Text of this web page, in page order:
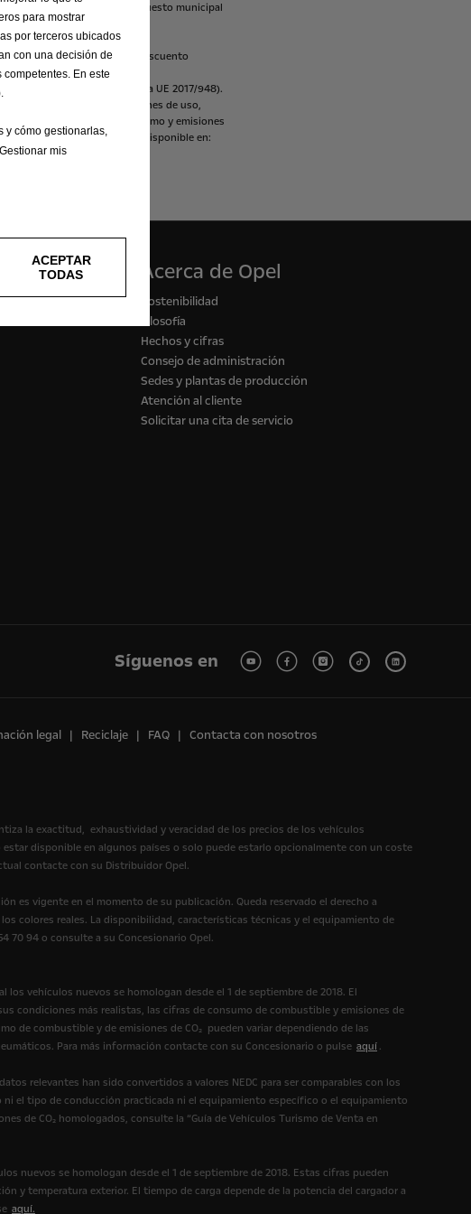
gastos matriculación impuesto municipal
en la oferta.
ni impuestos, sí incluye
descuento
la UE 2017/948).
condiciones de uso,
consumo y emisiones
y emisiones de disponible en:
Acerca de Opel
Sostenibilidad
Filosofía
Hechos y cifras
Consejo de administración
Sedes y plantas de producción
Atención al cliente
Solicitar una cita de servicio
Síguenos en
legal Reciclaje FAQ
Contacta con nosotros
la exactitud, exhaustividad y veracidad de los precios de los vehículos
disponible en algunos países o solo puede estarlo opcionalmente con un coste
contacte con su Distribuidor Opel.
es vigente en el momento de su publicación. Queda reservado el derecho a
colores reales. La disponibilidad, características técnicas y el equipamiento de
70 94 o consulte a su Concesionario Opel.
vehículos nuevos se homologan desde el 1 de septiembre de 2018. El
condiciones más realistas, las cifras de consumo de combustible y emisiones de
de combustible y de emisiones de CO₂ pueden variar dependiendo de las
Para más información contacte con su Concesionario o pulse aquí .
relevantes han sido convertidos a valores NEDC para ser comparables con los
el tipo de conducción practicada ni el equipamiento específico o el equipamiento
de CO₂ homologados, consulte la “Guía de Vehículos Turismo de Venta en
nuevos se homologan desde el 1 de septiembre de 2018. Estas cifras pueden
y temperatura exterior. El tiempo de carga depende de la potencia del cargador a
aquí.
para mostrar
por terceros ubicados
con una decisión de
En este
cómo gestionarlas,
mis
ACEPTAR
TODAS